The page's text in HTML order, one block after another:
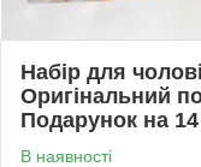
Набір для
Оригінальний
Подарунок на
В наявності